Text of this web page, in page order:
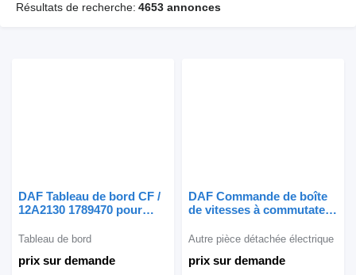
Résultats de recherche: 4653 annonces
DAF Tableau de bord CF /
12A2130 1789470 pour
prix sur demande
Tableau de bord
DAF Commande de boîte
de vitesses à commutateur
1642132 pour camion
prix sur demande
Autre pièce détachée électrique